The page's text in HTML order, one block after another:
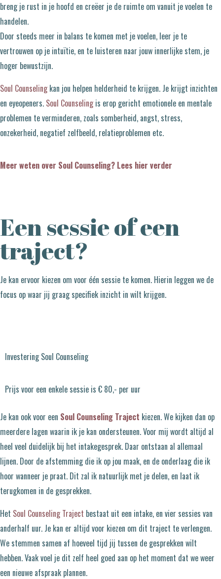
breng je rust in je hoofd en creëer je de ruimte om vanuit je voelen te
handelen.
Door steeds meer in balans te komen met je voelen, leer je te
vertrouwen op je intuïtie, en te luisteren naar jouw innerlijke stem, je
hoger bewustzijn.
Soul Counseling kan jou helpen helderheid te krijgen. Je krijgt inzichten
en eyeopeners. Soul Counseling is erop gericht emotionele en mentale
problemen te verminderen, zoals somberheid, angst, stress,
onzekerheid, negatief zelfbeeld, relatieproblemen etc.
Meer weten over Soul Counseling? Lees hier verder
Een sessie of een
traject?
Je kan ervoor kiezen om voor één sessie te komen. Hierin leggen we de
focus op waar jij graag specifiek inzicht in wilt krijgen.
Investering Soul Counseling
Prijs voor een enkele sessie is € 80,- per uur
Je kan ook voor een Soul Counseling Traject kiezen. We kijken dan op
meerdere lagen waarin ik je kan ondersteunen. Voor mij wordt altijd al
heel veel duidelijk bij het intakegesprek. Daar ontstaan al allemaal
lijnen. Door de afstemming die ik op jou maak, en de onderlaag die ik
hoor wanneer je praat. Dit zal ik natuurlijk met je delen, en laat ik
terugkomen in de gesprekken.
Het Soul Counseling Traject bestaat uit een intake, en vier sessies van
anderhalf uur. Je kan er altijd voor kiezen om dit traject te verlengen.
We stemmen samen af hoeveel tijd jij tussen de gesprekken wilt
hebben. Vaak voel je dit zelf heel goed aan op het moment dat we weer
een nieuwe afspraak plannen.